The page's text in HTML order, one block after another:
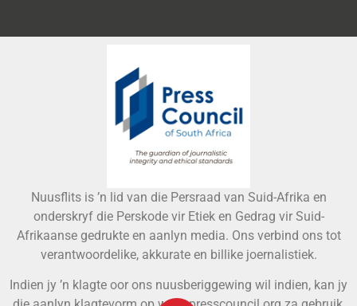
Nuusflits is ’n lid van die Persraad van Suid-Afrika en
onderskryf die Perskode vir Etiek en Gedrag vir Suid-
Afrikaanse gedrukte en aanlyn media. Ons verbind ons tot
verantwoordelike, akkurate en billike joernalistiek.
Indien jy ’n klagte oor ons nuusberiggewing wil indien, kan jy